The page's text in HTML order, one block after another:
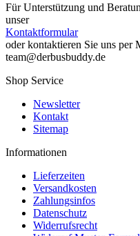
Für Unterstützung und
unser
Kontaktformular
oder kontaktieren Sie uns per
team@derbusbuddy.de
Shop Service
Newsletter
Kontakt
Sitemap
Informationen
Lieferzeiten
Versandkosten
Zahlungsinfos
Datenschutz
Widerrufsrecht